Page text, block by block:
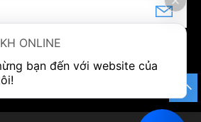
ONLINE
bạn đến với website của